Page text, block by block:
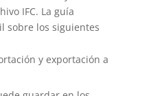
IFC. La guía
sobre los siguientes
y exportación a